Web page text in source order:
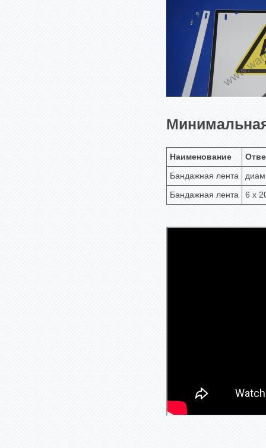
Наименование
Бандажная лента
Бандажная лента
6 х